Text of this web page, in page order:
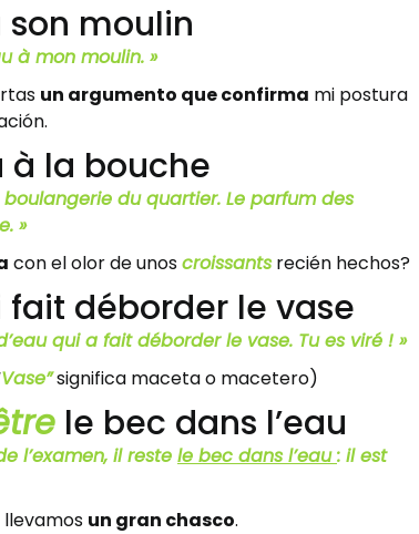
son moulin
à mon moulin. »
un argumento que confirma mi postura
à la bouche
du quartier. Le parfum des
»
con el olor de unoscroissantsrecién hechos?
fait déborder le vase
qui a fait déborder le vase. Tu es viré ! »
Vase”significa maceta o macetero)
le bec dans l’eau
l’examen, il reste le bec dans l’eau: il est
llevamos un gran chasco.